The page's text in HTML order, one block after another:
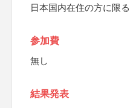
日本国内在住の方に限る
参加費
無し
結果発表